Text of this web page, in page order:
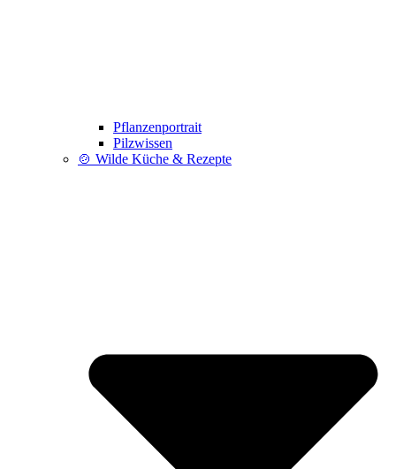
Pflanzenportrait
Pilzwissen
🍲 Wilde Küche & Rezepte